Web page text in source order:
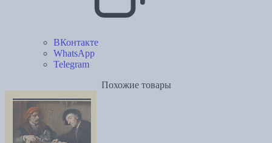
ВКонтакте
WhatsApp
Telegram
Похожие товары